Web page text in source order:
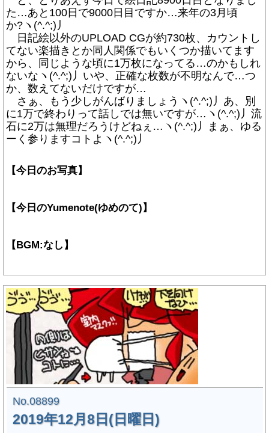
た…あと100日で9000日目ですか…来年の3月頃
か?ヽ(^.^;)丿
日記絵以外のUPLOAD CGが約730枚、カウントし
てない楽描きとか同人関係でもいくつか描いてます
から、同じような頃に1万枚になってる…のかもしれ
ないなヽ(^.^;)丿いや、正確な枚数が不明なんで…つ
か、数えてないだけですが…
さぁ、もう少しがんばりましょうヽ(^.^;)丿あ、別
に1万で終わりって話しでは無いですが…ヽ(^.^;)丿流
石に2万は無理だろうけどねぇ…ヽ(^.^;)丿まぁ、ゆる
ーく参りますコトよヽ(^.^;)丿
【今日のお写真】
【今日のYumenote(ゆめのて)】
【BGM:なし】
No.08899
2019年12月8日(日曜日)